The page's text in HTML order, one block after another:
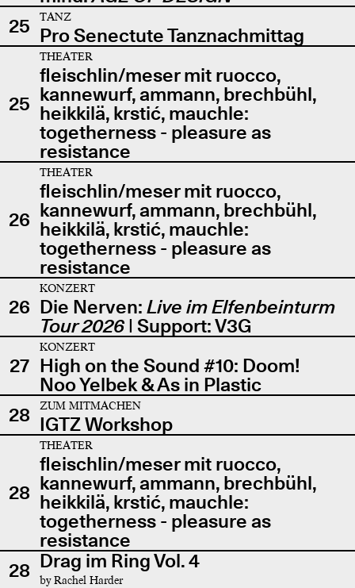
25
TANZ
Pro Senectute Tanznachmittag
25
THEATER
fleischlin/meser mit ruocco,
kannewurf, ammann, brechbühl,
heikkilä, krstić, mauchle:
togetherness - pleasure as
resistance
26
THEATER
fleischlin/meser mit ruocco,
kannewurf, ammann, brechbühl,
heikkilä, krstić, mauchle:
togetherness - pleasure as
resistance
26
KONZERT
Die Nerven: Live im Elfenbeinturm
Tour 2026| Support: V3G
27
KONZERT
High on the Sound #10: Doom!
Noo Yelbek & As in Plastic
28
ZUM MITMACHEN
IGTZ Workshop
28
THEATER
fleischlin/meser mit ruocco,
kannewurf, ammann, brechbühl,
heikkilä, krstić, mauchle:
togetherness - pleasure as
resistance
28 Drag im Ring Vol. 4
by Rachel Harder